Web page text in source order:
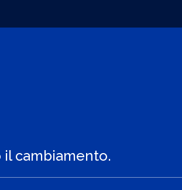
cambiamento.